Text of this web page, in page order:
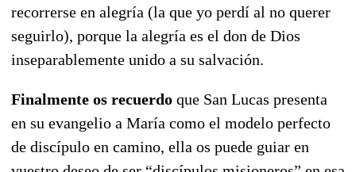
recorrerse en alegría (la que yo perdí al no querer
seguirlo), porque la alegría es el don de Dios
inseparablemente unido a su salvación.
Finalmente os recuerdo que San Lucas presenta
en su evangelio a María como el modelo perfecto
de discípulo en camino, ella os puede guiar en